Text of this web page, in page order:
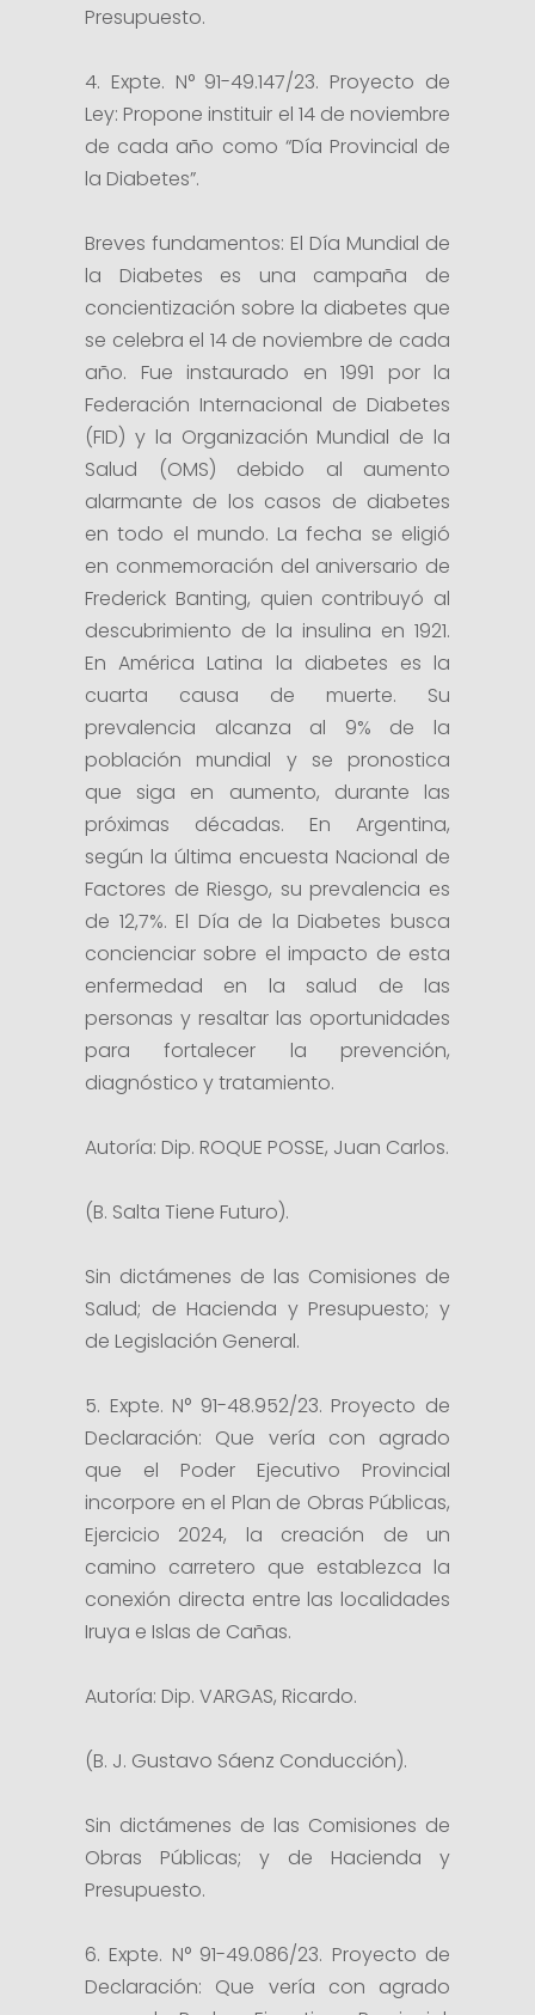
Presupuesto.
4. Expte. N° 91-49.147/23. Proyecto de
Ley: Propone instituir el 14 de noviembre
de cada año como “Día Provincial de
la Diabetes”.
Breves fundamentos: El Día Mundial de
la Diabetes es una campaña de
concientización sobre la diabetes que
se celebra el 14 de noviembre de cada
año. Fue instaurado en 1991 por la
Federación Internacional de Diabetes
(FID) y la Organización Mundial de la
Salud (OMS) debido al aumento
alarmante de los casos de diabetes
en todo el mundo. La fecha se eligió
en conmemoración del aniversario de
Frederick Banting, quien contribuyó al
descubrimiento de la insulina en 1921.
En América Latina la diabetes es la
cuarta causa de muerte. Su
prevalencia alcanza al 9% de la
población mundial y se pronostica
que siga en aumento, durante las
próximas décadas. En Argentina,
según la última encuesta Nacional de
Factores de Riesgo, su prevalencia es
de 12,7%. El Día de la Diabetes busca
concienciar sobre el impacto de esta
enfermedad en la salud de las
personas y resaltar las oportunidades
para fortalecer la prevención,
diagnóstico y tratamiento.
Autoría: Dip. ROQUE POSSE, Juan Carlos.
(B. Salta Tiene Futuro).
Sin dictámenes de las Comisiones de
Salud; de Hacienda y Presupuesto; y
de Legislación General.
5. Expte. N° 91-48.952/23. Proyecto de
Declaración: Que vería con agrado
que el Poder Ejecutivo Provincial
incorpore en el Plan de Obras Públicas,
Ejercicio 2024, la creación de un
camino carretero que establezca la
conexión directa entre las localidades
Iruya e Islas de Cañas.
Autoría: Dip. VARGAS, Ricardo.
(B. J. Gustavo Sáenz Conducción).
Sin dictámenes de las Comisiones de
Obras Públicas; y de Hacienda y
Presupuesto.
6. Expte. N° 91-49.086/23. Proyecto de
Declaración: Que vería con agrado